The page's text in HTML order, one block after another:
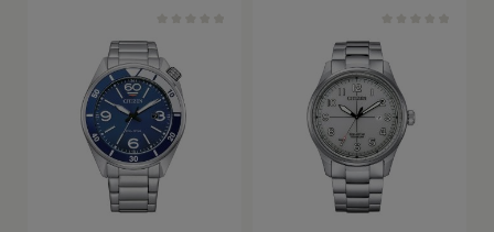
mmWasserdichtigkeit10
bar2 Jahre Garantie Die
Uhr wird mit der
Originalverpackung der
Original-
Bedienungsanleitung
geliefert.
nette aus
Aluminium Wasserdichti
gkeit 10 bar 2 Jahre
Garantie Die Uhr wird
mit der
Originalverpackung und
original
Bedienungsanleitung
geliefert.